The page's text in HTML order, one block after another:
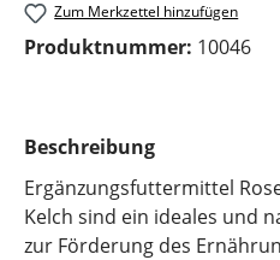
Zum Merkzettel hinzufügen
Produktnummer: 10046
Beschreibung
Ergänzungsfuttermittel
Kelch sind ein ideales und
zur Förderung des